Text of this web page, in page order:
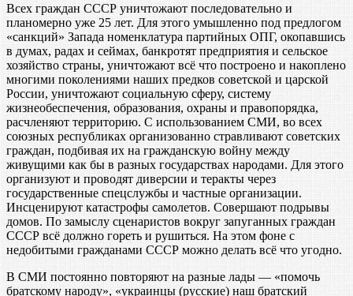
Всех граждан СССР уничтожают последовательно и
планомерно уже 25 лет. Для этого умышленно под предлогом
«санкций» Запада номенклатура партийных ОПГ, окопавшись
в думах, радах и сеймах, банкротят предприятия и сельское
хозяйство страны, уничтожают всё что построено и накоплено
многими поколениями наших предков советской и царской
России, уничтожают социальную сферу, систему
жизнеобеспечения, образования, охраны и правопорядка,
расчленяют территорию. С использованием СМИ, во всех
союзных республиках организованно стравливают советских
граждан, подбивая их на гражданскую войну между
живущими как бы в разных государствах народами. Для этого
организуют и проводят диверсии и теракты через
государственные спецслужбы и частные организации.
Инсценируют катастрофы самолетов. Совершают подрывы
домов. По замыслу сценаристов вокруг запуганных граждан
СССР всё должно гореть и рушиться. На этом фоне с
недобитыми гражданами СССР можно делать всё что угодно.
В СМИ постоянно повторяют на разные лады — «помочь
братскому народу», «украинцы (русские) наш братский